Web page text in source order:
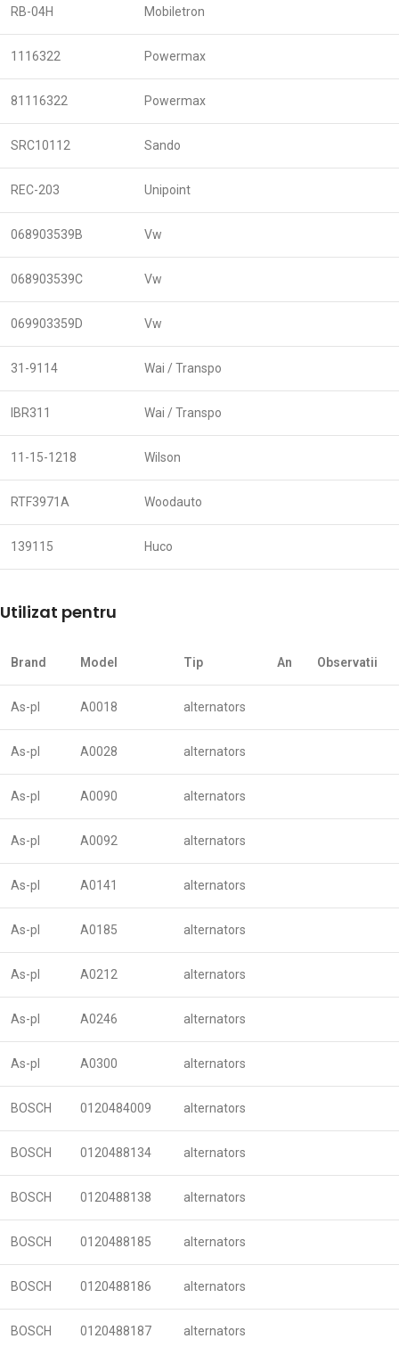
RB-04H Mobiletron
1116322 Powermax
81116322 Powermax
SRC10112 Sando
REC-203 Unipoint
068903539B Vw
068903539C Vw
069903359D Vw
31-9114 Wai / Transpo
IBR311 Wai / Transpo
11-15-1218 Wilson
RTF3971A Woodauto
139115 Huco
Utilizat pentru
Brand Model Tip An Observatii
As-pl A0018 alternators
As-pl A0028 alternators
As-pl A0090 alternators
As-pl A0092 alternators
As-pl A0141 alternators
As-pl A0185 alternators
As-pl A0212 alternators
As-pl A0246 alternators
As-pl A0300 alternators
BOSCH 0120484009 alternators
BOSCH 0120488134 alternators
BOSCH 0120488138 alternators
BOSCH 0120488185 alternators
BOSCH 0120488186 alternators
BOSCH 0120488187 alternators